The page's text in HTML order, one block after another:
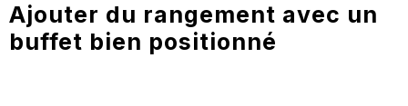
Ajouter du rangement avec un
buffet bien positionné